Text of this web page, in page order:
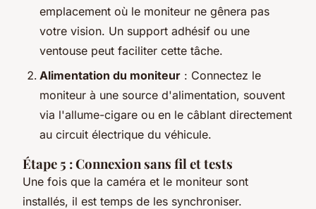
emplacement où le moniteur ne gênera pas
votre vision. Un support adhésif ou une
ventouse peut faciliter cette tâche.
Alimentation du moniteur : Connectez le
moniteur à une source d'alimentation, souvent
via l'allume-cigare ou en le câblant directement
au circuit électrique du véhicule.
Étape 5 : Connexion sans fil et tests
Une fois que la caméra et le moniteur sont
installés, il est temps de les synchroniser.